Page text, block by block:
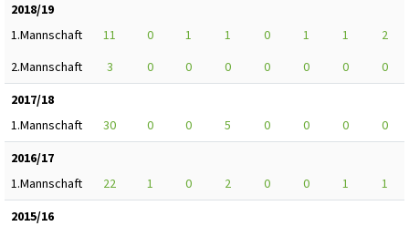
2018/19
1.Mannschaft
11 0 1 1 0 1 1
2
2.Mannschaft
3 0 0 0 0 0 0
0
2017/18
1.Mannschaft
30 0 0 5 0 0 0
0
2016/17
1.Mannschaft
22 1 0 2 0 0 1
1
2015/16